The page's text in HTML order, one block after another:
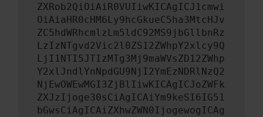
ZXRob2QiOiAiR0VUIiwKICAgICJ1cmwi
OiAiaHR0cHM6Ly9hcGkueC5ha3MtcHJv
ZC5hdWRhcmlzLm5ldC92MS9jbGllbnRz
LzIzNTgvd2Vic2l0ZS12ZWhpY2xlcy9Q
LjI1NTI5JTIzMTg3Mj9maWVsZD12ZWhp
Y2xlJndlYnNpdGU9NjI2YmEzNDRlNzQ2
NjEwOWEwMGI3ZjBlIiwKICAgICJoZWFk
ZXJzIjoge30sCiAgICAiYm9keSI6IG51
bGwsCiAgICAiZXhwZWN0IjogewogICAg